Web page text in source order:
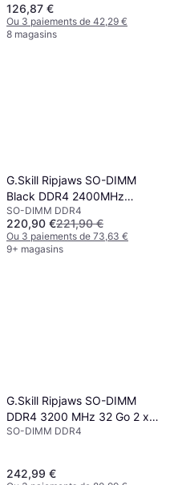
126,87 €
Ou 3 paiements de 42,29 €
8 magasins
G.Skill Ripjaws SO-DIMM
Black DDR4 2400MHz
2x16GB (F4-2400C16D-
32GRS)
SO-DIMM DDR4
220,90 €221,90 €
Ou 3 paiements de 73,63 €
9+ magasins
G.Skill Ripjaws SO-DIMM
DDR4 3200 MHz 32 Go 2 x
16 Go CL22
SO-DIMM DDR4
242,99 €